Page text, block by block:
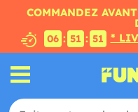
COMMANDEZ
06 : 51 : 51 *